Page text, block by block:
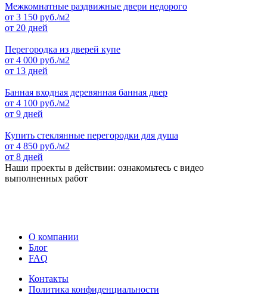
Межкомнатные раздвижные двери недорого
от 3 150 руб./м2
от 20 дней
Перегородка из дверей купе
от 4 000 руб./м2
от 13 дней
Банная входная деревянная банная двер
от 4 100 руб./м2
от 9 дней
Купить стеклянные перегородки для душа
от 4 850 руб./м2
от 8 дней
Наши проекты в действии: ознакомьтесь с видео
выполненных работ
О компании
Блог
FAQ
Контакты
Политика конфиденциальности